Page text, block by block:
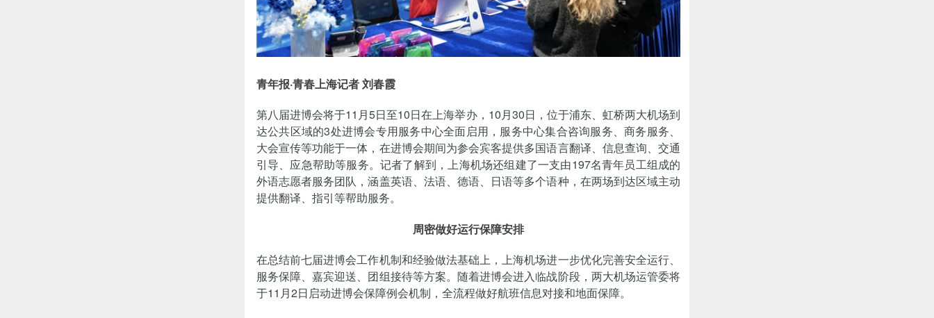
青年报·青春上海记者 刘春霞
第八届进博会将于11月5日至10日在上海举办，10月30日，位于浦东、虹桥两大机场到
达公共区域的3处进博会专用服务中心全面启用，服务中心集合咨询服务、商务服务、
大会宣传等功能于一体，在进博会期间为参会宾客提供多国语言翻译、信息查询、交通
引导、应急帮助等服务。记者了解到，上海机场还组建了一支由197名青年员工组成的
外语志愿者服务团队，涵盖英语、法语、德语、日语等多个语种，在两场到达区域主动
提供翻译、指引等帮助服务。
周密做好运行保障安排
在总结前七届进博会工作机制和经验做法基础上，上海机场进一步优化完善安全运行、
服务保障、嘉宾迎送、团组接待等方案。随着进博会进入临战阶段，两大机场运管委将
于11月2日启动进博会保障例会机制，全流程做好航班信息对接和地面保障。